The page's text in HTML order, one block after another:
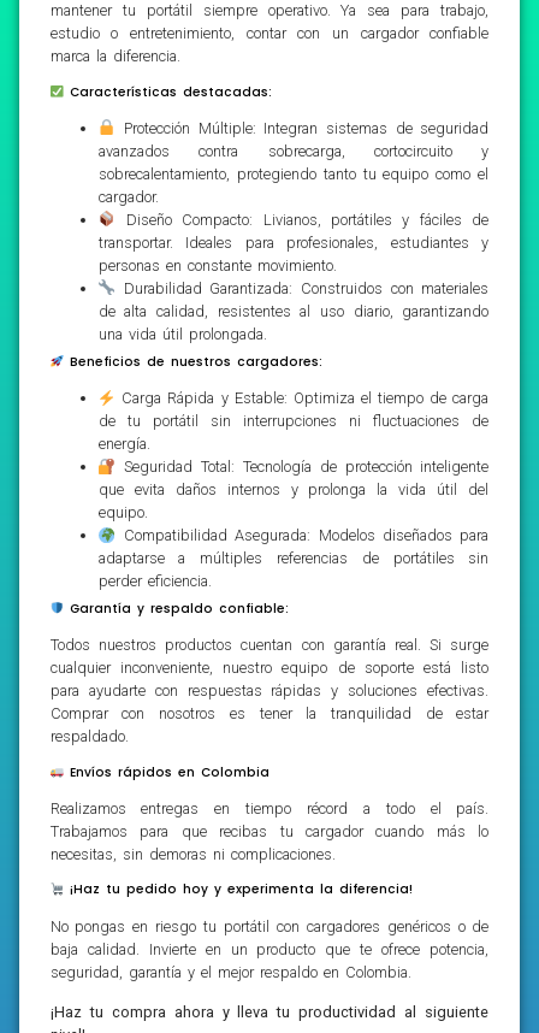
mantener tu portátil siempre operativo. Ya sea para trabajo,
estudio o entretenimiento, contar con un cargador confiable
marca la diferencia.
Características destacadas:
Protección Múltiple: Integran sistemas de seguridad
avanzados contra sobrecarga, cortocircuito y
sobrecalentamiento, protegiendo tanto tu equipo como el
cargador.
Diseño Compacto: Livianos, portátiles y fáciles de
transportar. Ideales para profesionales, estudiantes y
personas en constante movimiento.
Durabilidad Garantizada: Construidos con materiales
de alta calidad, resistentes al uso diario, garantizando
una vida útil prolongada.
Beneficios de nuestros cargadores:
Carga Rápida y Estable: Optimiza el tiempo de carga
de tu portátil sin interrupciones ni fluctuaciones de
energía.
Seguridad Total: Tecnología de protección inteligente
que evita daños internos y prolonga la vida útil del
equipo.
Compatibilidad Asegurada: Modelos diseñados para
adaptarse a múltiples referencias de portátiles sin
perder eficiencia.
Garantía y respaldo confiable:
Todos nuestros productos cuentan con garantía real. Si surge
cualquier inconveniente, nuestro equipo de soporte está listo
para ayudarte con respuestas rápidas y soluciones efectivas.
Comprar con nosotros es tener la tranquilidad de estar
respaldado.
Envíos rápidos en Colombia
Realizamos entregas en tiempo récord a todo el país.
Trabajamos para que recibas tu cargador cuando más lo
necesitas, sin demoras ni complicaciones.
¡Haz tu pedido hoy y experimenta la diferencia!
No pongas en riesgo tu portátil con cargadores genéricos o de
baja calidad. Invierte en un producto que te ofrece potencia,
seguridad, garantía y el mejor respaldo en Colombia.
¡Haz tu compra ahora y lleva tu productividad al siguiente